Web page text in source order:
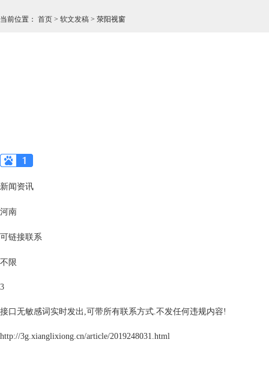
当前位置 ： 首页 > 软文发稿 > 荥阳视窗
新闻资讯
河南
可链接联系
不限
3
接口无敏感词实时发出,可带所有联系方式.不发任何违规内容!
http://3g.xianglixiong.cn/article/2019248031.html